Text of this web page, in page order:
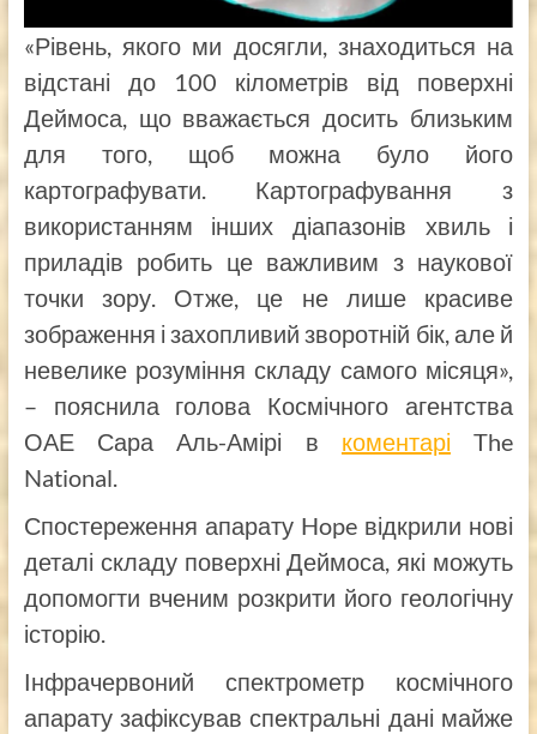
«Рівень, якого ми досягли, знаходиться на
відстані до 100 кілометрів від поверхні
Деймоса, що вважається досить близьким
для того, щоб можна було його
картографувати. Картографування з
використанням інших діапазонів хвиль і
приладів робить це важливим з наукової
точки зору. Отже, це не лише красиве
зображення і захопливий зворотній бік, але й
невелике розуміння складу самого місяця»,
– пояснила голова Космічного агентства
ОАЕ Сара Аль-Амірі в коментаріThe
National.
Спостереження апарату Hope відкрили нові
деталі складу поверхні Деймоса, які можуть
допомогти вченим розкрити його геологічну
історію.
Інфрачервоний спектрометр космічного
апарату зафіксував спектральні дані майже